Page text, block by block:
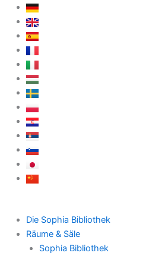
Zum
Inhalt
springen
Die Sophia Bibliothek
Räume & Säle
Sophia Bibliothek